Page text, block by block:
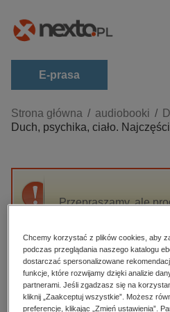
E-prasa
Kategorie
Zobacz wszystkie E-prasa
budownictwo, aranżacja
darmowe wydania
edukacja
hobby, sport, rozrywka
komputery, internet,
Strona główna audiobooki
Duch, psychika, ciało.
Przepraszamy, ale
High-contrast mode
Polecane
Chcemy korzystać z plików cookies, aby
podczas przeglądania naszego katalogu
dostarczać spersonalizowane
funkcje, które rozwijamy dzięki analizie
partnerami. Jeśli zgadzasz się na
kliknij „Zaakceptuj wszystkie”. Możesz
preferencje, klikając „Zmień ustawienia”.